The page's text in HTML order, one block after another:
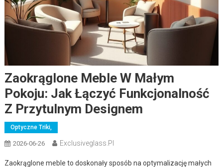
Zaokrąglone Meble W Małym
Pokoju: Jak Łączyć Funkcjonalność
Z Przytulnym Designem
Optyczne Triki,
2026-06-26 Exclusiveglass.pl
Zaokrąglone meble to doskonały sposób na optymalizację małych